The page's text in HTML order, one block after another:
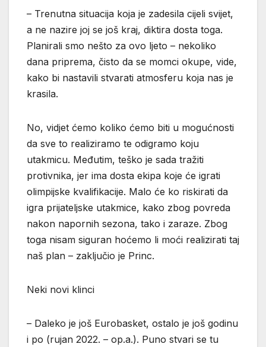
– Trenutna situacija koja je zadesila cijeli svijet,
a ne nazire joj se još kraj, diktira dosta toga.
Planirali smo nešto za ovo ljeto – nekoliko
dana priprema, čisto da se momci okupe, vide,
kako bi nastavili stvarati atmosferu koja nas je
krasila.
No, vidjet ćemo koliko ćemo biti u mogućnosti
da sve to realiziramo te odigramo koju
utakmicu. Međutim, teško je sada tražiti
protivnika, jer ima dosta ekipa koje će igrati
olimpijske kvalifikacije. Malo će ko riskirati da
igra prijateljske utakmice, kako zbog povreda
nakon napornih sezona, tako i zaraze. Zbog
toga nisam siguran hoćemo li moći realizirati taj
naš plan – zaključio je Princ.
Neki novi klinci
– Daleko je još Eurobasket, ostalo je još godinu
i po (rujan 2022. – op.a.). Puno stvari se tu